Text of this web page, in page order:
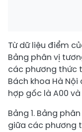
Từ dữ liệu điểm
Bảng phân vị
các phương thức
Bách khoa Hà
hợp gốc là A00 và
Bảng 1. Bảng
giữa các phương